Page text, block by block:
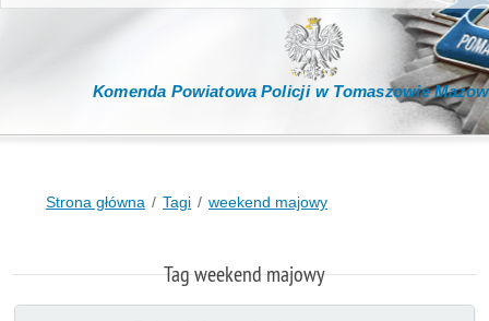
Komenda Powiatowa Policji w Tomaszowie
Strona główna Tagi weekend majowy
Tag weekend majowy